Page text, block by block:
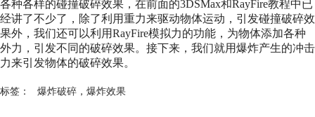
各种各样的碰撞破碎效果，在前面的3DSMax和RayFire教程中已
经讲了不少了，除了利用重力来驱动物体运动，引发碰撞破碎效
果外，我们还可以利用RayFire模拟力的功能，为物体添加各种
外力，引发不同的破碎效果。接下来，我们就用爆炸产生的冲击
力来引发物体的破碎效果。
标签： 爆炸破碎， 爆炸效果